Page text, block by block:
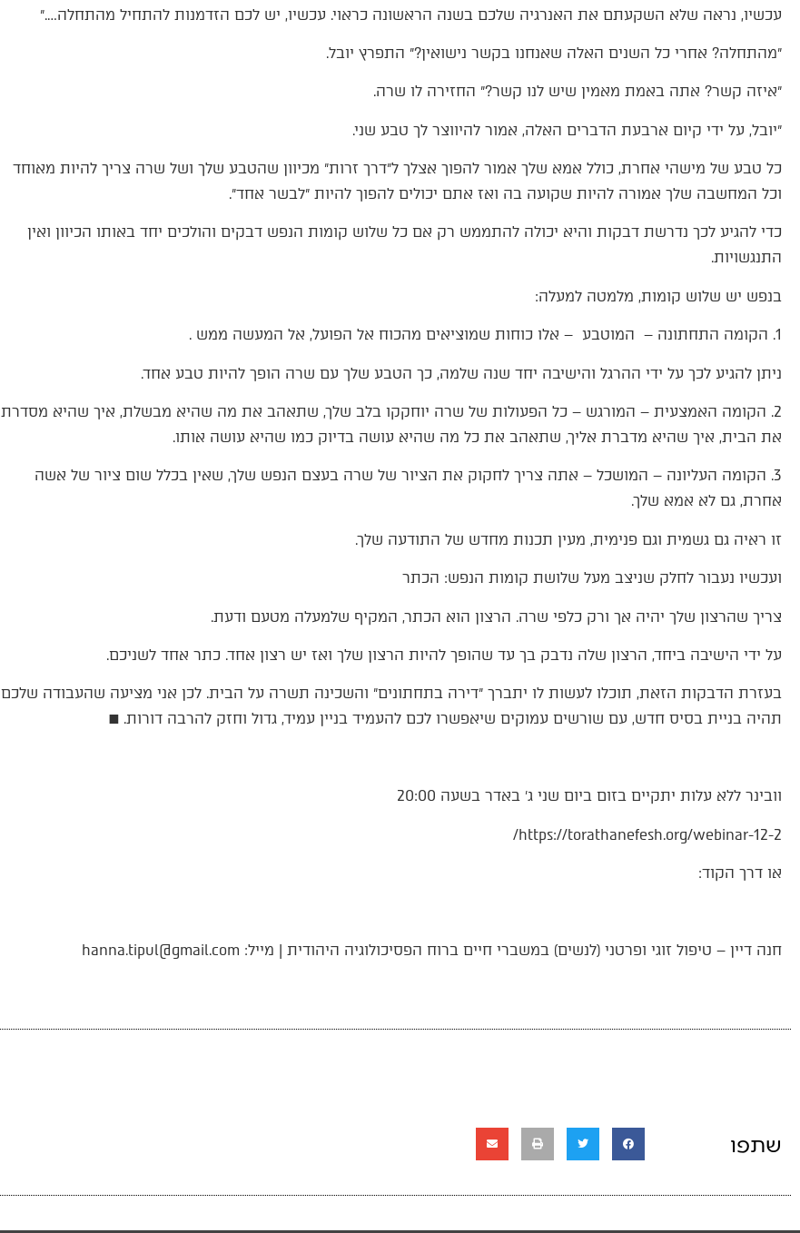
עכשיו, נראה שלא השקעתם את האנרגיה שלכם בשנה הראשונה כראוי. עכשיו, יש לכם הזדמנות להתחיל מהתחלה….״
״מהתחלה? אחרי כל השנים האלה שאנחנו בקשר נישואין?״ התפרץ יובל.
״איזה קשר? אתה באמת מאמין שיש לנו קשר?״ החזירה לו שרה.
״יובל, על ידי קיום ארבעת הדברים האלה, אמור להיווצר לך טבע שני.
כל טבע של מישהי אחרת, כולל אמא שלך אמור להפוך אצלך ל״דרך זרות״ מכיוון שהטבע שלך ושל שרה צריך להיות מאוחד
וכל המחשבה שלך אמורה להיות שקועה בה ואז אתם יכולים להפוך להיות ״לבשר אחד״.
כדי להגיע לכך נדרשת דבקות והיא יכולה להתממש רק אם כל שלוש קומות הנפש דבקים והולכים יחד באותו הכיוון ואין
התנגשויות.
בנפש יש שלוש קומות, מלמטה למעלה:
1. הקומה התחתונה – המוטבע – אלו כוחות שמוציאים מהכוח אל הפועל, אל המעשה ממש .
ניתן להגיע לכך על ידי ההרגל והישיבה יחד שנה שלמה, כך הטבע שלך עם שרה הופך להיות טבע אחד.
2. הקומה האמצעית – המורגש – כל הפעולות של שרה יוחקקו בלב שלך, שתאהב את מה שהיא מבשלת, איך שהיא מסדרת
את הבית, איך שהיא מדברת אליך, שתאהב את כל מה שהיא עושה בדיוק כמו שהיא עושה אותו.
3. הקומה העליונה – המושכל – אתה צריך לחקוק את הציור של שרה בעצם הנפש שלך, שאין בכלל שום ציור של אשה
אחרת, גם לא אמא שלך.
זו ראיה גם גשמית וגם פנימית, מעין תכנות מחדש של התודעה שלך.
ועכשיו נעבור לחלק שניצב מעל שלושת קומות הנפש: הכתר
צריך שהרצון שלך יהיה אך ורק כלפי שרה. הרצון הוא הכתר, המקיף שלמעלה מטעם ודעת.
על ידי הישיבה ביחד, הרצון שלה נדבק בך עד שהופך להיות הרצון שלך ואז יש רצון אחד. כתר אחד לשניכם.
בעזרת הדבקות הזאת, תוכלו לעשות לו יתברך ״דירה בתחתונים״ והשכינה תשרה על הבית. לכן אני מציעה שהעבודה שלכם
תהיה בניית בסיס חדש, עם שורשים עמוקים שיאפשרו לכם להעמיד בניין עמיד, גדול וחזק להרבה דורות. ■
וובינר ללא עלות יתקיים בזום ביום שני ג׳ באדר בשעה 20:00
https://torathanefesh.org/webinar-12-2/
או דרך הקוד:
חנה דיין – טיפול זוגי ופרטני (לנשים) במשברי חיים ברוח הפסיכולוגיה היהודית | מייל: hanna.tipul@gmail.com
שתפו